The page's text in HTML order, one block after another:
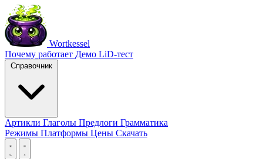
Wortkessel
Почему работает Демо LiD-тест
Справочник
Артикли Глаголы Предлоги Грамматика
Режимы Платформы Цены Скачать